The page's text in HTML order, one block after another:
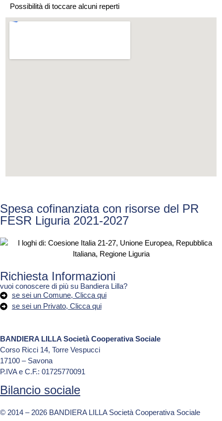
Possibilità di toccare alcuni reperti
Spesa cofinanziata con risorse del PR
FESR Liguria 2021-2027
Richiesta Informazioni
vuoi conoscere di più su Bandiera Lilla?
se sei un Comune, Clicca qui
se sei un Privato, Clicca qui
BANDIERA LILLA Società Cooperativa Sociale
Corso Ricci 14, Torre Vespucci
17100 – Savona
P.IVA e C.F.: 01725770091
Bilancio sociale
© 2014 – 2026 BANDIERA LILLA Società Cooperativa Sociale